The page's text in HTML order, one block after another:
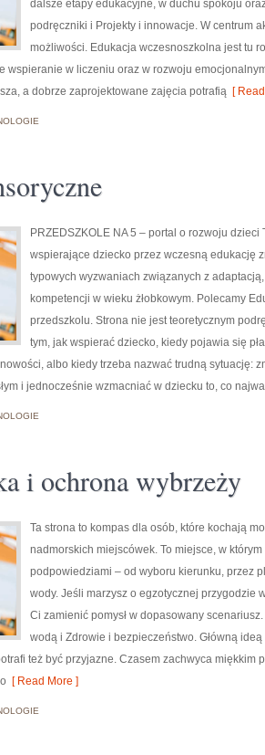
dalsze etapy edukacyjne, w duchu spokoju
podręczniki i Projekty i innowacje. W centrum
możliwości. Edukacja wczesnoszkolna jest tu
wspieranie w liczeniu oraz w rozwoju
a dobrze zaprojektowane zajęcia potrafią [
PRZEDSZKOLE NA 5 – portal o rozwoju
wspierające dziecko przez wczesną edukację
typowych wyzwaniach związanych z
kompetencji w wieku żłobkowym. Polecamy
przedszkolu. Strona nie jest teoretycznym
tym, jak wspierać dziecko, kiedy pojawia się
albo kiedy trzeba nazwać trudną sytuację:
i jednocześnie wzmacniać w dziecku to, co
i ochrona wybrzeży
Ta strona to kompas dla osób, które kochają
nadmorskich miejscówek. To miejsce, w
podpowiedziami – od wyboru kierunku, przez
wody. Jeśli marzysz o egzotycznej przygodzie
Ci zamienić pomysł w dopasowany
wodą i Zdrowie i bezpieczeństwo. Główną
też być przyjazne. Czasem zachwyca miękkim
[ Read More ]